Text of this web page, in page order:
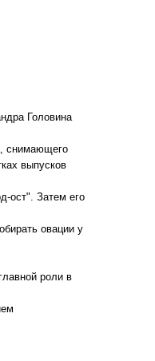
Головина
снимающего
выпусков
ост". Затем его
овации у
роли в